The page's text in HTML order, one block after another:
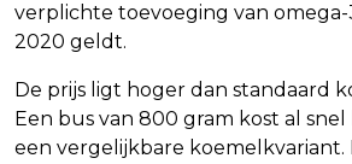
verplichte toevoeging van omega-
2020 geldt.
De prijs ligt hoger dan standaard
Een bus van 800 gram kost al
een vergelijkbare koemelkvariant.